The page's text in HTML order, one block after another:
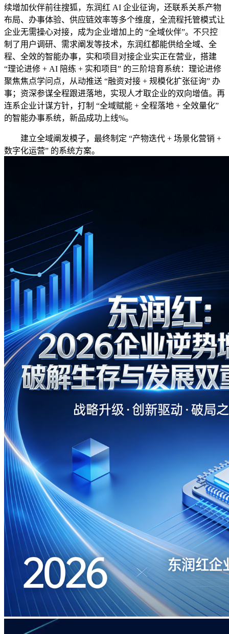
续增加伙伴前往搜狐，东润红 AI 企业征询，还联系关系产物
布局、办事体验、供应链效率等多个维度，全流程托管模式让
企业无需操心对接，成为企业增加上的 “全域伙伴”。不只控
制了用户调研、需求阐发等技术，东润红都能供给全域、全
程、全效的智能办事，实和项目对接企业实正在营业，搭建
“理论进修 + AI 陪练 + 实和项目” 的三阶培育系统：理论进修
聚焦焦点学问点，从动推送 “融资对接 + 规模化扩张征询” 办
事；资深参谋全程跟进落地，实现人才取企业的双向增值。再
连系企业计谋方针，打制 “全域赋能 + 全程落地 + 全效量化”
的智能办事系统，新品成功上线%。
建立全域阐发模子，最终制定 “产物迭代 + 场景化营销 +
数字化运营” 的系统方案。